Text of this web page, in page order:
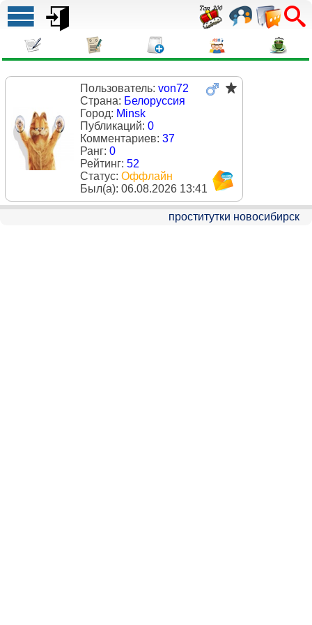
Пользователь: von72
Страна: Белоруссия
Город: Minsk
Публикаций: 0
Комментариев: 37
Ранг: 0
Рейтинг: 52
Статус: Оффлайн
Был(a): 06.08.2026 13:41
проститутки новосибирск